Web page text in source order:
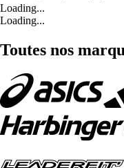
Loading...
Loading...
Toutes nos